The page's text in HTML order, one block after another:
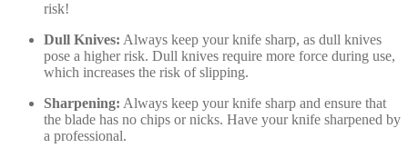
risk!
Dull Knives: Always keep your knife sharp, as dull knives
pose a higher risk. Dull knives require more force during use,
which increases the risk of slipping.
Sharpening: Always keep your knife sharp and ensure that
the blade has no chips or nicks. Have your knife sharpened by
a professional.